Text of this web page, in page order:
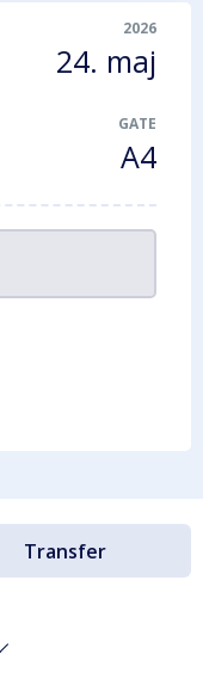
2026
24. maj
GATE
A4
Transfer